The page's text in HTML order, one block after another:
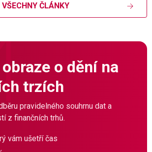
VŠECHNY ČLÁNKY
o dění na
trzích
pravidelného souhrnu dat a
z finančních trhů.
vám ušetří čas